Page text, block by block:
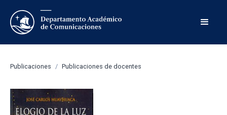
Publicaciones / Publicaciones de docentes